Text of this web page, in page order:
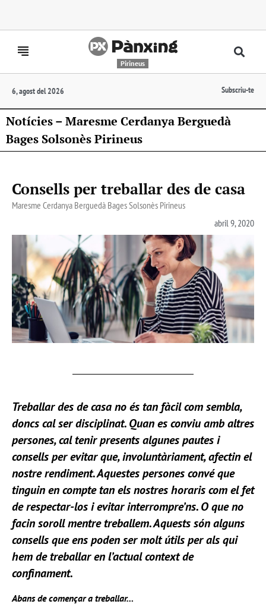
Pirineus
6, agost del 2026 Subscriu-te
Notícies – Maresme Cerdanya Berguedà
Bages Solsonès Pirineus
Consells per treballar des de casa
Maresme Cerdanya Berguedà Bages Solsonès Pirineus
abril 9, 2020
Treballar des de casa no és tan fàcil com sembla,
doncs cal ser disciplinat. Quan es conviu amb altres
persones, cal tenir presents algunes pautes i
consells per evitar que, involuntàriament, afectin el
nostre rendiment. Aquestes persones convé que
tinguin en compte tan els nostres horaris com el fet
de respectar-los i evitar interrompre’ns. O que no
facin soroll mentre treballem. Aquests són alguns
consells que ens poden ser molt útils per als qui
hem de treballar en l’actual context de
confinament.
Abans de començar a treballar…